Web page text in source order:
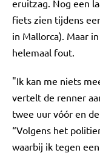
eruitzag. Nog een
fiets zien tijdens
in Mallorca). Maar
helemaal fout.
"Ik kan me niets
vertelt de renner
twee uur vóór en
“Volgens het
waarbij ik tegen